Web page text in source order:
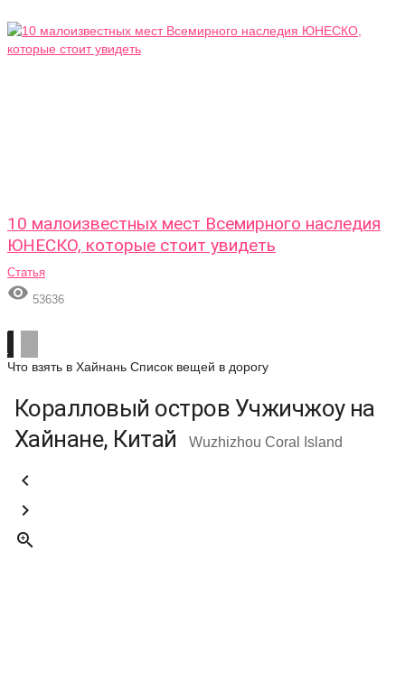
10 малоизвестных мест Всемирного наследия
ЮНЕСКО, которые стоит увидеть
Статья
 53636
Что взять в Хайнань Список вещей в дорогу
Коралловый остров Учжичжоу на
Хайнане, Китай
Wuzhizhou Coral Island


